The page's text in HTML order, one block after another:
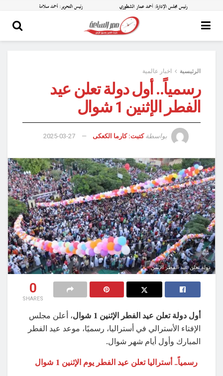
الرئيسية اخبار عالمية
رسمياً.. أول دولة تعلن عيد
الفطر الإثنين 1 شوال
بواسطة كتبت: كارما الكعكى 2025-03-27
دولة تعلن عيد الفطر الإثنين
0
SHARES
أول دولة تعلن عيد الفطر الإثنين 1 شوال
، أعلن مجلس
الإفتاء الأسترالي في أستراليا، رسميًا، موعد عيد الفطر
المبارك وأول أيام شهر شوال.
رسمياً.. أستراليا تعلن عيد الفطر يوم الإثنين 1 شوال